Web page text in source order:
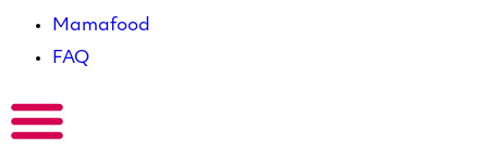
Mamafood
FAQ